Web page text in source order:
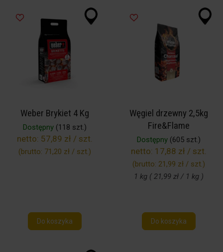
Weber Brykiet 4 Kg
Dostępny(118 szt.)
netto: 57,89 zł / szt.
(brutto: 71,20 zł / szt.)
Do koszyka
Węgiel drzewny 2,5kg
Fire&Flame
Dostępny(605 szt.)
netto: 17,88 zł / szt.
(brutto: 21,99 zł / szt.)
1 kg ( 21,99 zł / 1 kg )
Do koszyka